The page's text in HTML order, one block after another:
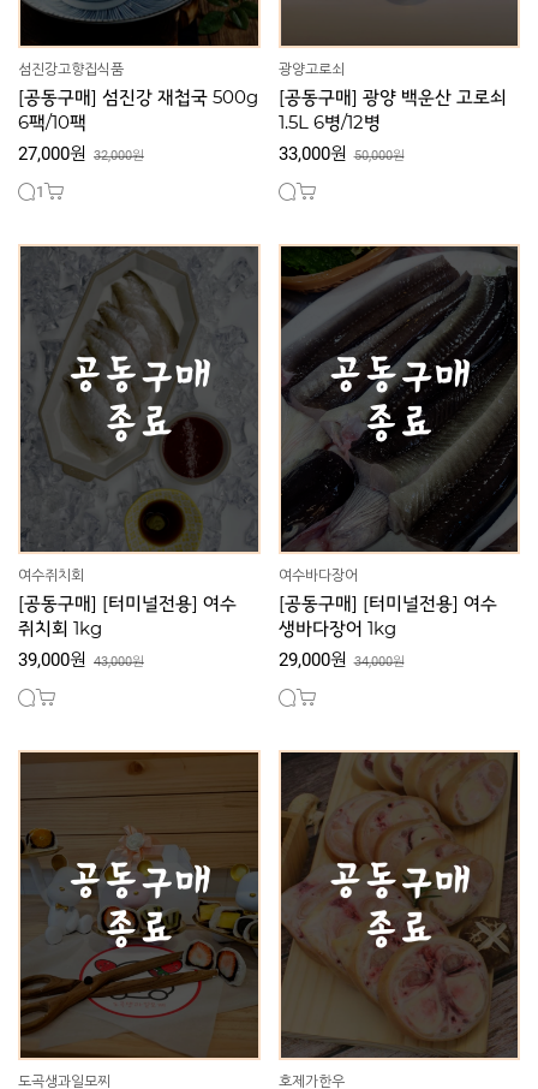
섬진강고향집식품
[공동구매] 섬진강 재첩국 500g
6팩/10팩
27,000원 32,000원
1
광양고로쇠
[공동구매] 광양 백운산 고로쇠
1.5L 6병/12병
33,000원 50,000원
여수쥐치회
[공동구매] [터미널전용] 여수
쥐치회 1kg
39,000원 43,000원
여수바다장어
[공동구매] [터미널전용] 여수
생바다장어 1kg
29,000원 34,000원
도곡생과일모찌 호제가한우